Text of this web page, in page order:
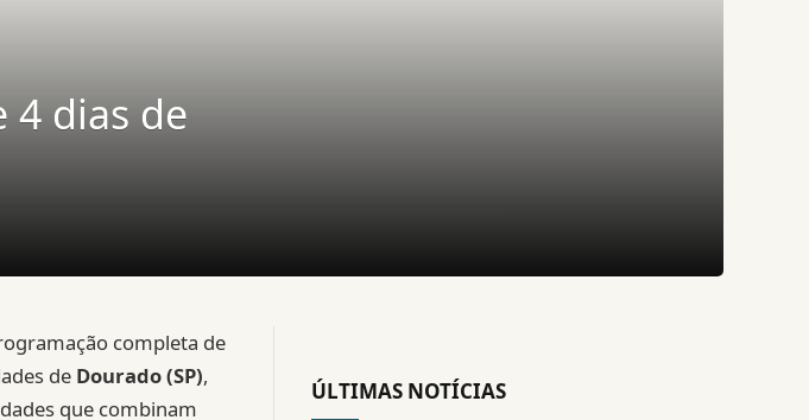
4 dias de
completa de
de Dourado (SP),
que combinam
ÚLTIMAS NOTÍCIAS